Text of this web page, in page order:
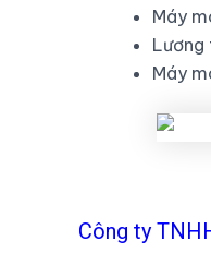
Máy
Lương
Máy
Công ty